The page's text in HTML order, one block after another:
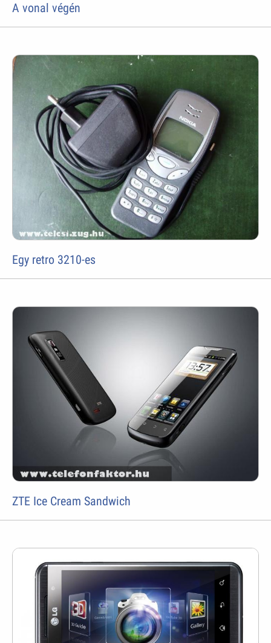
A vonal végén
Egy retro 3210-es
ZTE Ice Cream Sandwich